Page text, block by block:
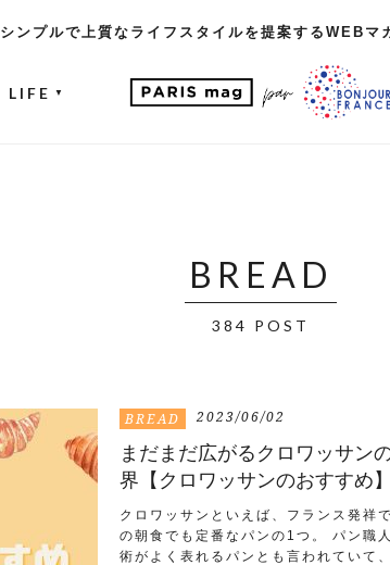
シンプルで上質なライフスタイルを提案するWEBマ
LIFE ▼
BREAD
384 POST
BREAD 2023/06/02
まだまだ広がるクロワッサン
界【クロワッサンのおすすめ】
クロワッサンといえば、フランス発祥
の朝食でも定番なパンの1つ。 パン職
術がよく表れるパンとも言われていて